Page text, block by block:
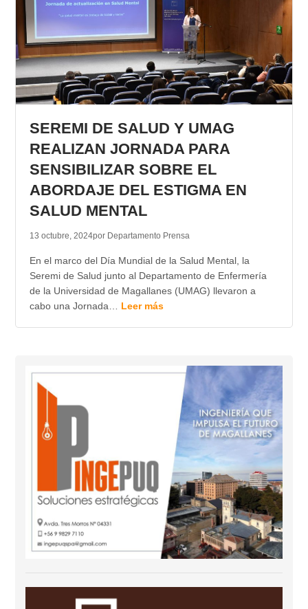
SEREMI DE SALUD Y UMAG
REALIZAN JORNADA PARA
SENSIBILIZAR SOBRE EL
ABORDAJE DEL ESTIGMA EN
SALUD MENTAL
13 octubre, 2024por Departamento Prensa
En el marco del Día Mundial de la Salud Mental, la
Seremi de Salud junto al Departamento de Enfermería
de la Universidad de Magallanes (UMAG) llevaron a
cabo una Jornada… Leer más